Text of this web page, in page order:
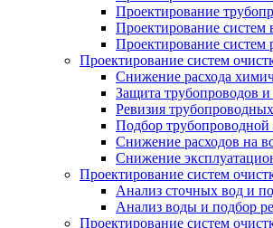
Проектирование
Проектирование систем
Проектирование систем
Проектирование систем
Снижение расхода
Защита трубопроводов
Ревизия
Подбор трубопроводной
Снижение расходов на
Снижение
Проектирование систем
Анализ сточных вод и
Анализ воды и подбор
Проектирование систем